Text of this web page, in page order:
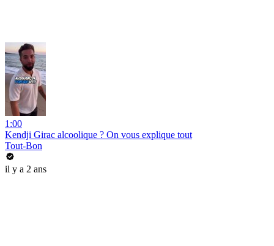
1:00
Kendji Girac alcoolique ? On vous explique tout
Tout-Bon
il y a 2 ans